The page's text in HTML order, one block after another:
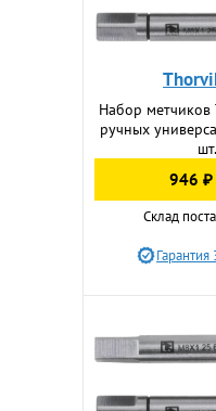
Набор метчиков
ручных
946 ₽
Склад
Гарантия